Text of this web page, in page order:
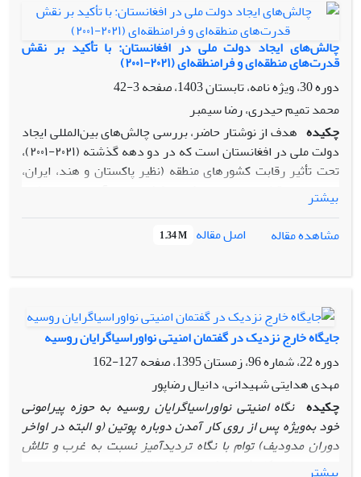
چالش‌های ایجاد دولت ملی در افغانستان: با تأکید بر نقش
قدرت‌های منطقه‌ای و فرامنطقه‌ای (۲۰۲۱-۲۰۰۱)
دوره 30، ویژه نامه، تابستان 1403، صفحه
3-42
محمد تمیم حیدری، رضا سیمبر
چکیده هدف از نوشتار حاضر، بررسی چالش‌های بین‌المللی ایجاد
دولت ملی در افغانستان است که در دو دهه گذشته (۲۰۲۱-۲۰۰۱)،
تحت تأثیر رقابت کشورهای منطقه (نظیر پاکستان و هند، ایران،
عربستان، قطر، امارات، ترکیه، کشورهای آسیای میانه) و
قدرت‌های فرامنطقه‌ای (مثل آمریکا، روسیه، چین و اتحادیه اروپا)
شکل گرفته و انسجام یافته است. در پاسخ به پرسش بنیادین این
نوشتار که چالش‌های بین‌المللی ایجاد دولت ملی در افغانستان
چالش‌های بین‌المللی ایجاد دولت ملی در افغانستان بوده و از
عوامل منطقه‌ای (نظیر پاکستان و هند، ایران، عربستان، قطر،
امارات، ترکیه، کشورهای آسیای میانه) و فرامنطقه‌ای(مثل آمریکا،
روسیه، چین و اتحادیه اروپا) تأثیر پذیرفته است. رقابت‌ها،
دشمنی‌ها، تفوق طلبی‌ها و پویایی‌های امنیتی کشورهای منطقه و
قدرت‌های بزرگ در جغرافیای افغانستان، سبب شده است که این
کشور در ایجاد دولت ملی و فراگیر با چالش‌های بین‌المللی مواجه
شده و نتواند پایه‌گذار دولت ملی در افغانستان باشد. از‌این‌رو،
مسئله یاد شده با استفاده از چارچوب نظری «نظریه مجموعه
بیشتر
مشاهده مقاله
اصل مقاله 1.34 M
جایگاه خارج نزدیک در گفتمان امنیتی نواوراسیاگرایان روسیه
دوره 22، شماره 96، زمستان 1395، صفحه
127-162
مهدی هدایتی شهیدانی، دانیال رضاپور
چکیده نگاه امنیتی نواوراسیاگرایان روسیه به حوزه پیرامونی
خود به‌ویژه پس از روی کار آمدن دوباره پوتین (و البته در اواخر
دوران مدودیف) توام با نگاه تردید‌آمیز نسبت به غرب و تلاش
جهت مقابله و کاهش نفوذ غرب در ساختارهای امنیتی منطقه بود.
بیشتر